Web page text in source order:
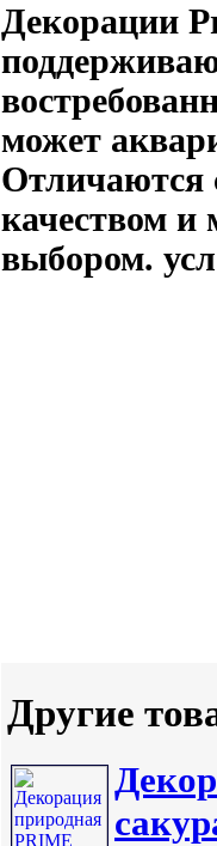
Декорации
может
качеством и
выбором.
Другие